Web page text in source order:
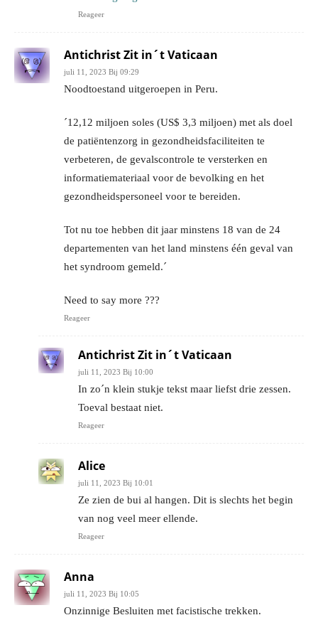
Reageer
Antichrist Zit in´t Vaticaan
juli 11, 2023 Bij 09:29
Noodtoestand uitgeroepen in Peru.
´12,12 miljoen soles (US$ 3,3 miljoen) met als doel
de patiëntenzorg in gezondheidsfaciliteiten te
verbeteren, de gevalscontrole te versterken en
informatiemateriaal voor de bevolking en het
gezondheidspersoneel voor te bereiden.
Tot nu toe hebben dit jaar minstens 18 van de 24
departementen van het land minstens één geval van
het syndroom gemeld.´
Need to say more ???
Reageer
Antichrist Zit in´t Vaticaan
juli 11, 2023 Bij 10:00
In zo´n klein stukje tekst maar liefst drie zessen.
Toeval bestaat niet.
Reageer
Alice
juli 11, 2023 Bij 10:01
Ze zien de bui al hangen. Dit is slechts het begin
van nog veel meer ellende.
Reageer
Anna
juli 11, 2023 Bij 10:05
Onzinnige Besluiten met facistische trekken.